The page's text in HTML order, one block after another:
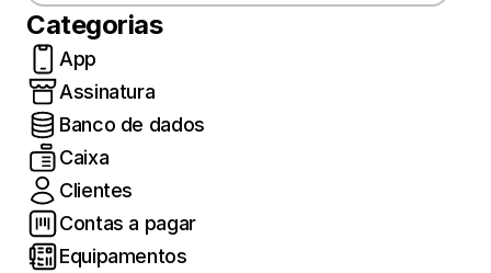
Categorias
App
Assinatura
Banco de dados
Caixa
Clientes
Contas a pagar
Equipamentos